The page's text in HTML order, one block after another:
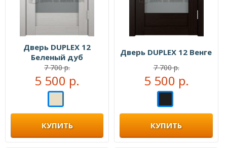
Дверь DUPLEX 12
Беленый дуб
7 700 р.
5 500 р.
КУПИТЬ
Дверь DUPLEX 12 Венге
7 700 р.
5 500 р.
КУПИТЬ